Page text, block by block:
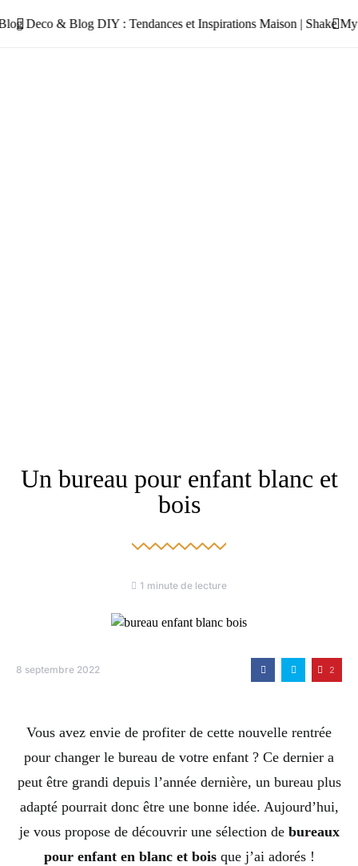
Un bureau pour enfant blanc et
bois
1 minute de lecture
8 septembre 2022 2
Vous avez envie de profiter de cette nouvelle rentrée
pour changer le bureau de votre enfant ? Ce dernier a
peut être grandi depuis l’année dernière, un bureau plus
adapté pourrait donc être une bonne idée. Aujourd’hui,
je vous propose de découvrir une sélection de bureaux
pour enfant en blanc et boisque j’ai adorés !